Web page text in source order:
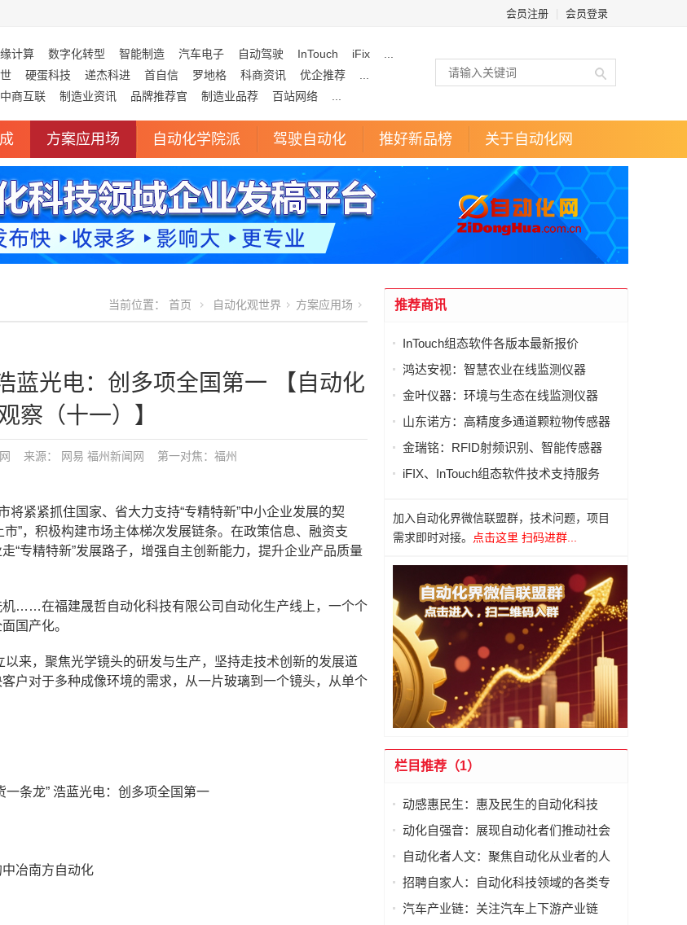
会员注册 会员登录
计算 数字化转型 智能制造 汽车电子 自动驾驶 InTouch iFix
硬蛋科技 递杰科进 首自信 罗地格 科商资讯 优企推荐
中商互联 制造业资讯 品牌推荐官 制造业品荐 百站网络
方案应用场 自动化学院派 驾驶自动化 推好新品榜 关于自动化网
当前位置： 首页 自动化观世界 方案应用场
蓝光电：创多项全国第一 【自动化
察（十一）】
来源： 网易 福州新闻网 第一对焦： 福州
将紧紧抓住国家、省大力支持“专精特新”中小企业发展的契
市”，积极构建市场主体梯次发展链条。在政策信息、融资支
“专精特新”发展路子，增强自主创新能力，提升企业产品质量
……在福建晟哲自动化科技有限公司自动化生产线上，一个个
国产化。
来，聚焦光学镜头的研发与生产，坚持走技术创新的发展道
户对于多种成像环境的需求，从一片玻璃到一个镜头，从单个
条龙” 浩蓝光电：创多项全国第一
冶南方自动化
推荐商讯
InTouch组态软件各版本最新报价
鸿达安视：智慧农业在线监测仪器
金叶仪器：环境与生态在线监测仪器
山东诺方：高精度多通道颗粒物传感器
金瑞铭：RFID射频识别、智能传感器
iFIX、InTouch组态软件技术支持服务
加入自动化界微信联盟群，技术问题，项目
需求即时对接。
点击这里 扫码进群...
栏目推荐（1）
动感惠民生：惠及民生的自动化科技
动化自强音：展现自动化者们推动社会
进步发出的响亮声音
自动化者人文：聚焦自动化从业者的人
文思考
招聘自家人：自动化科技领域的各类专
家及人才需求资讯
汽车产业链：关注汽车上下游产业链